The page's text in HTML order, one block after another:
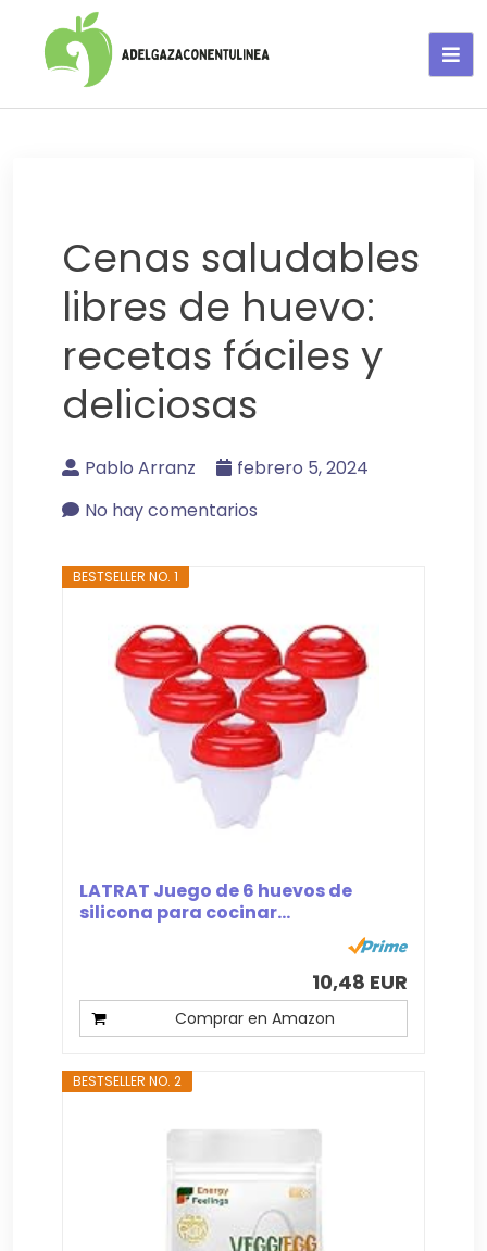
Cenas saludables
libres de huevo:
recetas fáciles y
deliciosas
Pablo Arranz
febrero 5, 2024
No hay comentarios
BESTSELLER NO. 1
LATRAT Juego de 6 huevos de
silicona para cocinar...
10,48 EUR
Comprar en Amazon
BESTSELLER NO. 2